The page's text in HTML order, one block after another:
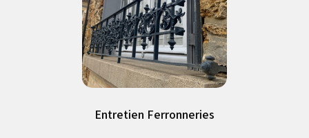
Entretien Ferronneries
Entretien Ferronneries